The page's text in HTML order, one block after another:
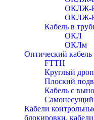
ОКЛЖ-
ОКЛЖ-
Кабель в
ОКЛ
ОКЛм
Оптический
FTTH
Круглый дроп
Плоский
Кабель с
Самонесущий
Кабели
блокировки, кабели